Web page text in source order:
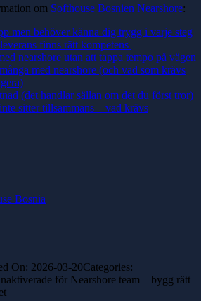
om Softhouse Bosnien Nearshore:
men behöver känna dig trygg i varje steg
finns rätt kompetens
nearshore utan att tappa tempo på vägen
med nearshore (och vad som krävs
(det handlar sällan om det du först tror)
sitter tillsammans – vad krävs
Bosnia
On: 2026-03-20Categories:
för Nearshore team – bygg rätt